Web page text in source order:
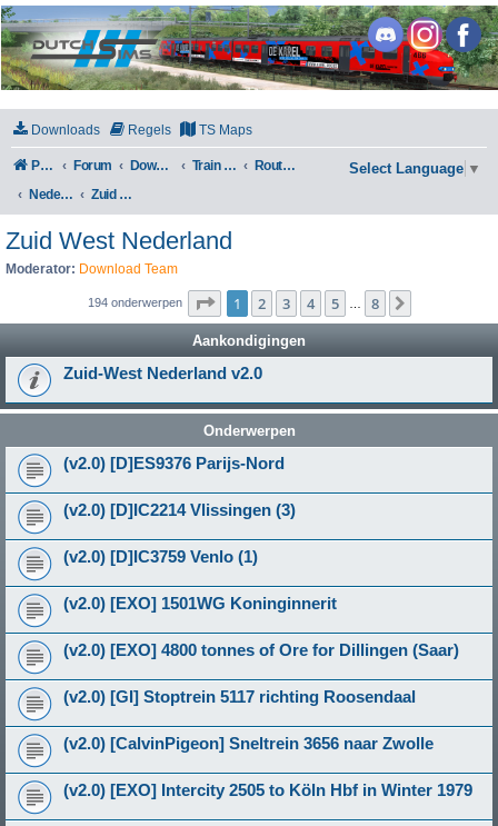
DutchSims
Downloads Regels TS Maps
Portal Forum Downloads Train Simulator Classic
Routes en Scenarios
Nederland
Zuid West Nederland
Select Language ▼
Zuid West Nederland
Moderator: Download Team
194 onderwerpen Pagina van 8
1 2 3 4 5 8
Aankondigingen
Zuid-West Nederland v2.0
Onderwerpen
(v2.0) [D]ES9376 Parijs-Nord
(v2.0) [D]IC2214 Vlissingen (3)
(v2.0) [D]IC3759 Venlo (1)
(v2.0) [EXO] 1501WG Koninginnerit
(v2.0) [EXO] 4800 tonnes of Ore for Dillingen (Saar)
(v2.0) [GI] Stoptrein 5117 richting Roosendaal
(v2.0) [CalvinPigeon] Sneltrein 3656 naar Zwolle
(v2.0) [EXO] Intercity 2505 to Köln Hbf in Winter 1979